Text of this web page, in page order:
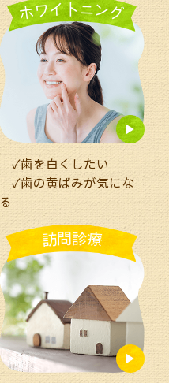
ホワ イ ト ニング
✓歯を白くしたい
✓歯の黄ばみが気にな
る
訪問診療